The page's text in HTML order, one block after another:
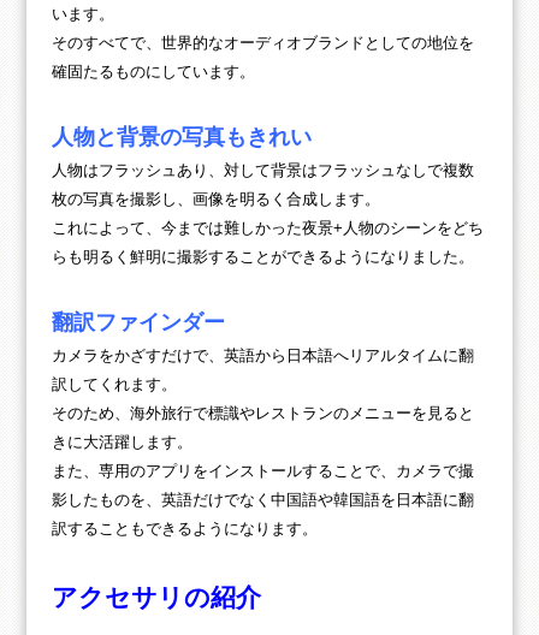
います。
そのすべてで、世界的なオーディオブランドとしての地位を
確固たるものにしています。
人物と背景の写真もきれい
人物はフラッシュあり、対して背景はフラッシュなしで複数
枚の写真を撮影し、画像を明るく合成します。
これによって、今までは難しかった夜景+人物のシーンをどち
らも明るく鮮明に撮影することができるようになりました。
翻訳ファインダー
カメラをかざすだけで、英語から日本語へリアルタイムに翻
訳してくれます。
そのため、海外旅行で標識やレストランのメニューを見ると
きに大活躍します。
また、専用のアプリをインストールすることで、カメラで撮
影したものを、英語だけでなく中国語や韓国語を日本語に翻
訳することもできるようになります。
アクセサリの紹介